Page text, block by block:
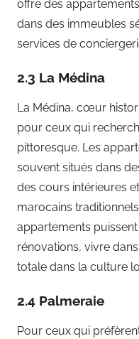
offre des
dans des immeubles
services de
2.3 La Médina
La Médina, cœur
pour ceux qui
pittoresque. Les
souvent situés dans
des cours intérieures
marocains
appartements
rénovations, vivre
totale dans la culture
2.4 Palmeraie
Pour ceux qui